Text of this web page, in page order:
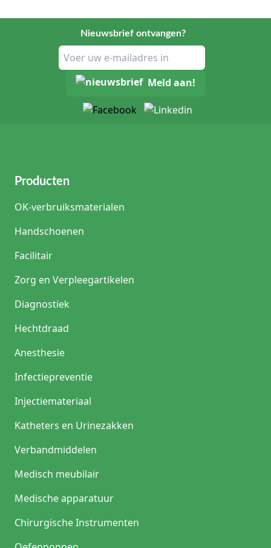
Nieuwsbrief ontvangen?
Meld aan!
Producten
OK-verbruiksmaterialen
Handschoenen
Facilitair
Zorg en Verpleegartikelen
Diagnostiek
Hechtdraad
Anesthesie
Infectiepreventie
Injectiemateriaal
Katheters en Urinezakken
Verbandmiddelen
Medisch meubilair
Medische apparatuur
Chirurgische Instrumenten